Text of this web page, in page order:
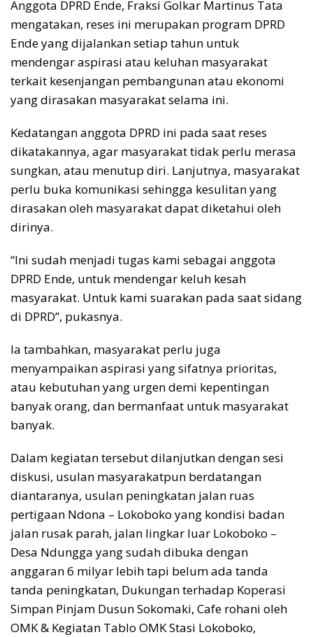
Anggota DPRD Ende, Fraksi Golkar Martinus Tata
mengatakan, reses ini merupakan program DPRD
Ende yang dijalankan setiap tahun untuk
mendengar aspirasi atau keluhan masyarakat
terkait kesenjangan pembangunan atau ekonomi
yang dirasakan masyarakat selama ini.
Kedatangan anggota DPRD ini pada saat reses
dikatakannya, agar masyarakat tidak perlu merasa
sungkan, atau menutup diri. Lanjutnya, masyarakat
perlu buka komunikasi sehingga kesulitan yang
dirasakan oleh masyarakat dapat diketahui oleh
dirinya.
“Ini sudah menjadi tugas kami sebagai anggota
DPRD Ende, untuk mendengar keluh kesah
masyarakat. Untuk kami suarakan pada saat sidang
di DPRD”, pukasnya.
Ia tambahkan, masyarakat perlu juga
menyampaikan aspirasi yang sifatnya prioritas,
atau kebutuhan yang urgen demi kepentingan
banyak orang, dan bermanfaat untuk masyarakat
banyak.
Dalam kegiatan tersebut dilanjutkan dengan sesi
diskusi, usulan masyarakatpun berdatangan
diantaranya, usulan peningkatan jalan ruas
pertigaan Ndona – Lokoboko yang kondisi badan
jalan rusak parah, jalan lingkar luar Lokoboko –
Desa Ndungga yang sudah dibuka dengan
anggaran 6 milyar lebih tapi belum ada tanda
tanda peningkatan, Dukungan terhadap Koperasi
Simpan Pinjam Dusun Sokomaki, Cafe rohani oleh
OMK & Kegiatan Tablo OMK Stasi Lokoboko,